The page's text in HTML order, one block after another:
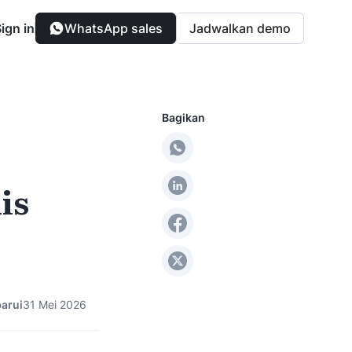
Pantau produksi dan bahan baku
secara transparan
in WhatsApp sales Jadwalkan demo
31 Mei 2026
Bagikan